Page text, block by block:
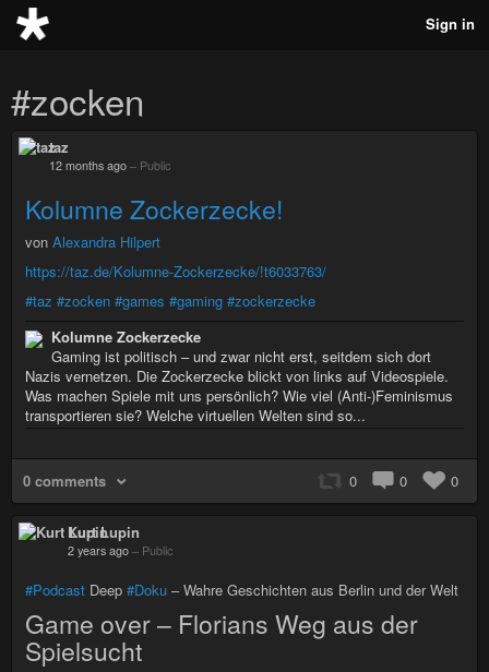
Sign in
#zocken
taz
12 months ago – Public
Kolumne Zockerzecke!
von Alexandra Hilpert
https://taz.de/Kolumne-Zockerzecke/!t6033763/
#taz #zocken #games #gaming #zockerzecke
Kolumne Zockerzecke
Gaming ist politisch – und zwar nicht erst, seitdem sich dort
Nazis vernetzen. Die Zockerzecke blickt von links auf Videospiele.
Was machen Spiele mit uns persönlich? Wie viel (Anti-)Feminismus
transportieren sie? Welche virtuellen Welten sind so...
0 comments 0 0 0
Kurt Lupin
2 years ago – Public
#Podcast Deep #Doku – Wahre Geschichten aus Berlin und der Welt
Game over – Florians Weg aus der
Spielsucht